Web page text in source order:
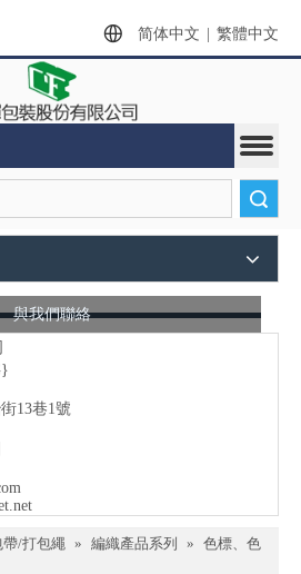
简体中文 繁體中文
與我們聯絡
13巷1號
帶/打包繩 » 編織產品系列 » 色標、色